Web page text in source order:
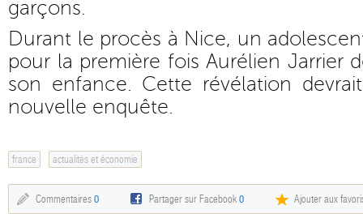
garçons.
Durant le procès à Nice, un
pour la première fois Aurélien Jarrier
son enfance. Cette révélation
nouvelle enquête.
france actualités et économie
Commentaires 0 Partager sur Facebook0 Ajouter aux